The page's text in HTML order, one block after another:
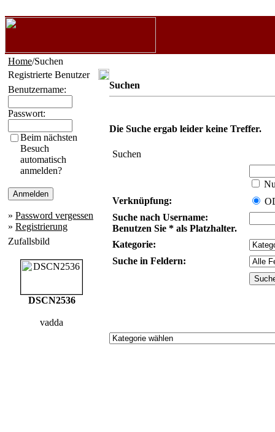
Home/Suchen
Registrierte Benutzer
Benutzername:
Passwort:
Beim nächsten
Besuch
automatisch
anmelden?
» Password vergessen
» Registrierung
Zufallsbild
DSCN2536
vadda
Suchen
Die Suche ergab leider keine Treffer.
Suchen
Verknüpfung:
Suche nach Username:
Benutzen Sie * als Platzhalter.
Kategorie:
Suche in Feldern: